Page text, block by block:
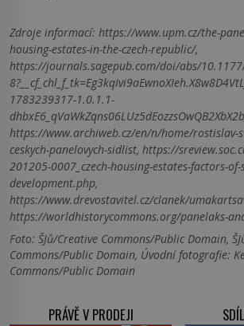
Zdroje informací: https://www.upm.cz/the-
housing-estates-in-the-czech-republic/,
https://journals.sagepub.com/doi/abs/
1783239317-1.0.1.1-
https://www.archiweb.cz/en/n/home/rostislav-
ceskych-panelovych-sidlist, https://
201205-0007_czech-housing-estates-factors-
development.php,
https://www.drevostavitel.cz/clanek/
https://worldhistorycommons.org/panelaks-
Foto: ŠJů/Creative Commons/Public Domain,
Commons/Public Domain, Úvodní fotografie:
Commons/Public Domain
PRÁVĚ V PRODEJI